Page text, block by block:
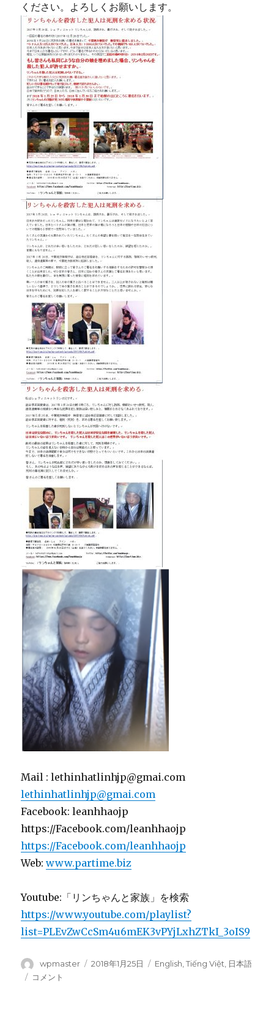
名
く
だ
さ
い。
に
ください。よろしくお願いします。
Mail : lethinhatlinhjp@gmai.com
lethinhatlinhjp@gmai.com
Facebook: leanhhaojp
https://Facebook.com/leanhhaojp
https://Facebook.com/leanhhaojp
Web:www.partime.biz
Youtube:「リンちゃんと家族」を検索
https://www.youtube.com/playlist?
list=PLEvZwCcSm4u6mEK3vPYjLxhZTkI_3oIS9
投
稿
wpmaster
投
2018年1月25日
カ
English,Tiếng Việt, 日本語
柏
コメント